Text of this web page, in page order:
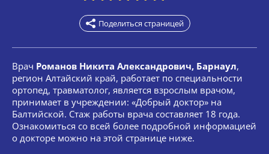
Поделиться страницей
Врач Романов Никита Александрович, Барнаул,
регион Алтайский край, работает по специальности
ортопед, травматолог, является взрослым врачом,
принимает в учреждении: «Добрый доктор» на
Балтийской. Стаж работы врача составляет 18 года.
Ознакомиться со всей более подробной информацией
о докторе можно на этой странице ниже.